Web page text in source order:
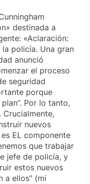
destinada a
«Aclaración:
policía. Una gran
anunció
el proceso
seguridad
porque
Por lo tanto,
nuevos
EL componente
que trabajar
jefe de policía, y
estos nuevos
a ellos” (mi